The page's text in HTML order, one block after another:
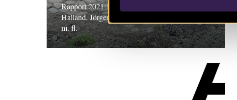
Rapport 2021:144 Arkeologisk undersökning,
Halland. Jörgen Streiffert och Christina Rosén
m. fl.